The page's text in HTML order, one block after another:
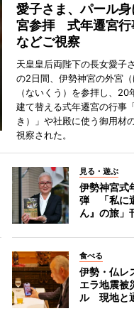
愛子さま、パール
宮参拝 式年遷宮行
などご視察
天皇皇后両陛下の長女愛子
の2日間、伊勢神宮の外宮
（ないくう）を参拝し、
建て替える式年遷宮の行事
き）」や社殿に使う御用材
視察された。
見る・遊ぶ
伊勢神宮式
弾 「私に
ん』の旅」
食べる
伊勢・仏レ
エラ地震被
ル 現地と